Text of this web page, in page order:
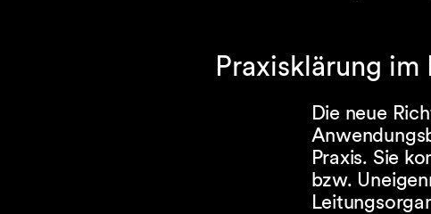
Praxisklärung
Die neue
Praxis. Sie
bzw.